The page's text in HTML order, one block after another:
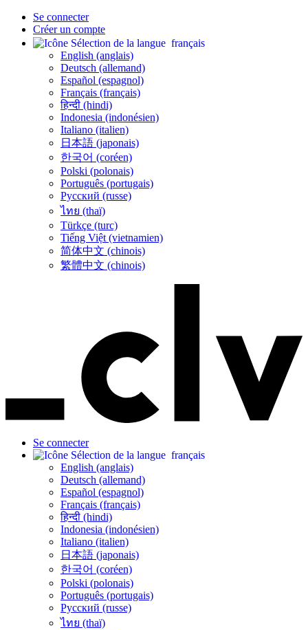
Se connecter
Créer un compte
français
English (anglais)
Deutsch (allemand)
Español (espagnol)
Français (français)
हिन्दी (hindi)
Indonesia (indonésien)
Italiano (italien)
日本語 (japonais)
한국어 (coréen)
Polski (polonais)
Português (portugais)
Русский (russe)
ไทย (thaï)
Türkçe (turc)
Tiếng Việt (vietnamien)
简体中文 (chinois)
繁體中文 (chinois)
Se connecter
français
English (anglais)
Deutsch (allemand)
Español (espagnol)
Français (français)
हिन्दी (hindi)
Indonesia (indonésien)
Italiano (italien)
日本語 (japonais)
한국어 (coréen)
Polski (polonais)
Português (portugais)
Русский (russe)
ไทย (thaï)